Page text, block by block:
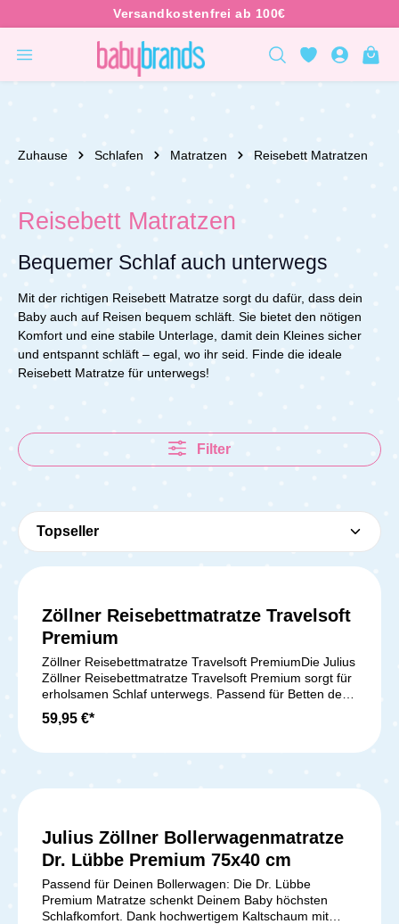
Zuhause Schlafen Matratzen Reisebett Matratzen
Reisebett Matratzen
Bequemer Schlaf auch unterwegs
Mit der richtigen Reisebett Matratze sorgt du dafür, dass dein
Baby auch auf Reisen bequem schläft. Sie bietet den nötigen
Komfort und eine stabile Unterlage, damit dein Kleines sicher
und entspannt schläft – egal, wo ihr seid. Finde die ideale
Reisebett Matratze für unterwegs!
Filter
Zöllner Reisebettmatratze Travelsoft
Premium
Zöllner Reisebettmatratze Travelsoft PremiumDie Julius
Zöllner Reisebettmatratze Travelsoft Premium sorgt für
erholsamen Schlaf unterwegs. Passend für Betten der
Größe 120 x 60 cm, kommt sie mit einer praktischen
Trage- und Aufbewahrungstasche. Der
schützt vor Feuchtigkeit und kann bei 40°C gewaschen
kleinen Schatz, sowohl zu Hause als auch auf
Reisen.Lieferumfang:1x Zöllner Reisebettmatratze
Travelsoft Premium
59,95 €*
Julius Zöllner Bollerwagenmatratze
Dr. Lübbe Premium 75x40 cm
Passend für Deinen Bollerwagen: Die Dr. Lübbe
Premium Matratze schenkt Deinem Baby höchsten
Schlafkomfort. Dank hochwertigem Kaltschaum mit